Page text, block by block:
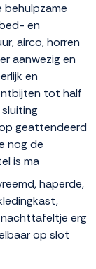
behulpzame
en
airco, horren
aanwezig en
en
tot half
geattendeerd
nog de
is ma
haperde,
nachttafeltje erg
op slot